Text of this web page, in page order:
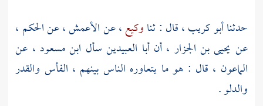
حدثناأبو كريب، قال : ثناوكيع، عنالأعمش، عنالحكم ،
عن يحيى بن الجزار ، أنأبا العبيدين سأل ابن مسعود ، عن
الماعون ، قال : هو ما يتعاوره الناس بينهم ، الفأس والقدر
والدلو .